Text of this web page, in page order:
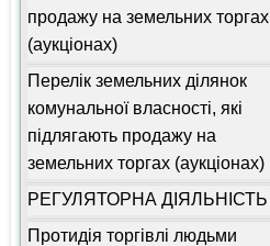
продажу на земельних торгах
(аукціонах)
Перелік земельних ділянок
комунальної власності, які
підлягають продажу на
земельних торгах (аукціонах)
РЕГУЛЯТОРНА ДІЯЛЬНІСТЬ
Протидія торгівлі людьми